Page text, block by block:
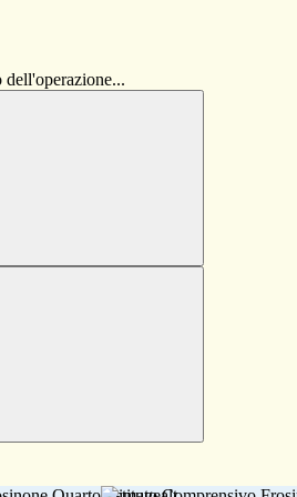
dell'operazione...